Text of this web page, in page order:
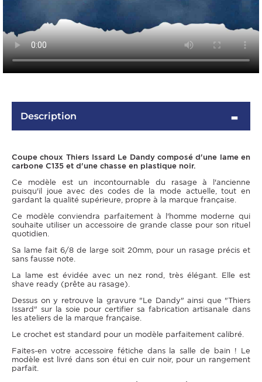
Description
Coupe choux Thiers Issard Le Dandy composé d'une lame en
carbone C135 et d'une chasse en plastique noir.
Ce modèle est un incontournable du rasage à l'ancienne
puisqu'il joue avec des codes de la mode actuelle, tout en
gardant la qualité supérieure, propre à la marque française.
Ce modèle conviendra parfaitement à l'homme moderne qui
souhaite utiliser un accessoire de grande classe pour son rituel
quotidien.
Sa lame fait 6/8 de large soit 20mm, pour un rasage précis et
sans fausse note.
La lame est évidée avec un nez rond, très élégant. Elle est
shave ready (prête au rasage).
Dessus on y retrouve la gravure "Le Dandy" ainsi que "Thiers
Issard" sur la soie pour certifier sa fabrication artisanale dans
les ateliers de la marque française.
Le crochet est standard pour un modèle parfaitement calibré.
Faites-en votre accessoire fétiche dans la salle de bain ! Le
modèle est livré dans son étui en cuir noir, pour un rangement
parfait.